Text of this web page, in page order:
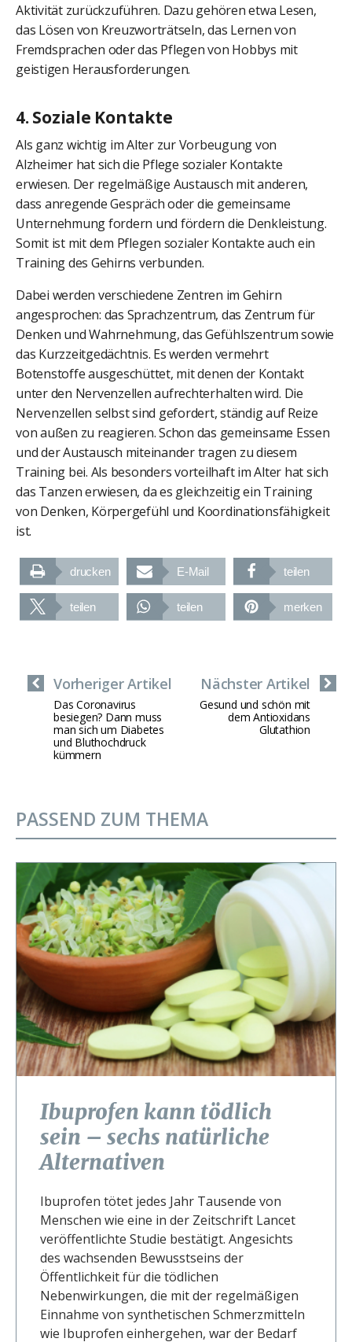
Aktivität zurückzuführen. Dazu gehören etwa Lesen,
das Lösen von Kreuzworträtseln, das Lernen von
Fremdsprachen oder das Pflegen von Hobbys mit
geistigen Herausforderungen.
4. Soziale Kontakte
Als ganz wichtig im Alter zur Vorbeugung von
Alzheimer hat sich die Pflege sozialer Kontakte
erwiesen. Der regelmäßige Austausch mit anderen,
dass anregende Gespräch oder die gemeinsame
Unternehmung fordern und fördern die Denkleistung.
Somit ist mit dem Pflegen sozialer Kontakte auch ein
Training des Gehirns verbunden.
Dabei werden verschiedene Zentren im Gehirn
angesprochen: das Sprachzentrum, das Zentrum für
Denken und Wahrnehmung, das Gefühlszentrum sowie
das Kurzzeitgedächtnis. Es werden vermehrt
Botenstoffe ausgeschüttet, mit denen der Kontakt
unter den Nervenzellen aufrechterhalten wird. Die
Nervenzellen selbst sind gefordert, ständig auf Reize
von außen zu reagieren. Schon das gemeinsame Essen
und der Austausch miteinander tragen zu diesem
Training bei. Als besonders vorteilhaft im Alter hat sich
das Tanzen erwiesen, da es gleichzeitig ein Training
von Denken, Körpergefühl und Koordinationsfähigkeit
ist.
drucken E-Mail teilen
teilen teilen merken
Nächster Artikel
Gesund und schön mit
dem Antioxidans
Glutathion
Vorheriger Artikel
Das Coronavirus
besiegen? Dann muss
man sich um Diabetes
und Bluthochdruck
kümmern
PASSEND ZUM THEMA
Ibuprofen kann tödlich
sein – sechs natürliche
Alternativen
Ibuprofen tötet jedes Jahr Tausende von
Menschen wie eine in der Zeitschrift Lancet
veröffentlichte Studie bestätigt. Angesichts
des wachsenden Bewusstseins der
Öffentlichkeit für die tödlichen
Nebenwirkungen, die mit der regelmäßigen
Einnahme von synthetischen Schmerzmitteln
wie Ibuprofen einhergehen, war der Bedarf